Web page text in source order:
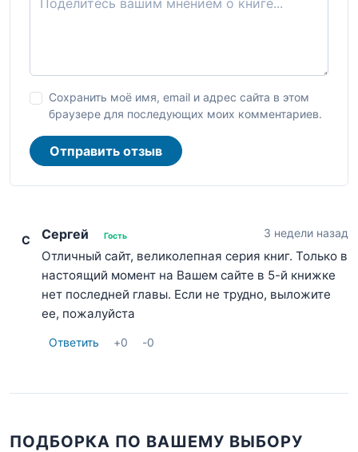
Сохранить моё имя, email и адрес сайта в этом
браузере для последующих моих комментариев.
Отправить отзыв
С Сергей Гость 3 недели назад
Отличный сайт, великолепная серия книг. Только в
настоящий момент на Вашем сайте в 5-й книжке
нет последней главы. Если не трудно, выложите
ее, пожалуйста
Ответить +0 -0
ПОДБОРКА ПО ВАШЕМУ ВЫБОРУ